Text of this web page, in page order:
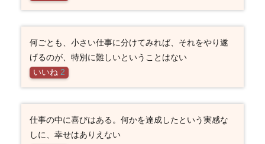
何ごとも、小さい仕事に分けてみれば、それをやり遂
げるのが、特別に難しいということはない
いいね 2
仕事の中に喜びはある。何かを達成したという実感な
しに、幸せはありえない